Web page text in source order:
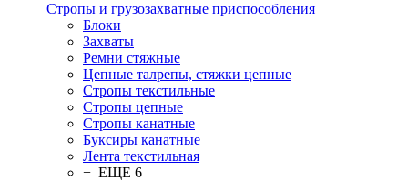
Стропы и грузозахватные приспособления
Блоки
Захваты
Ремни стяжные
Цепные талрепы, стяжки цепные
Стропы текстильные
Стропы цепные
Стропы канатные
Буксиры канатные
Лента текстильная
+ ЕЩЕ 6